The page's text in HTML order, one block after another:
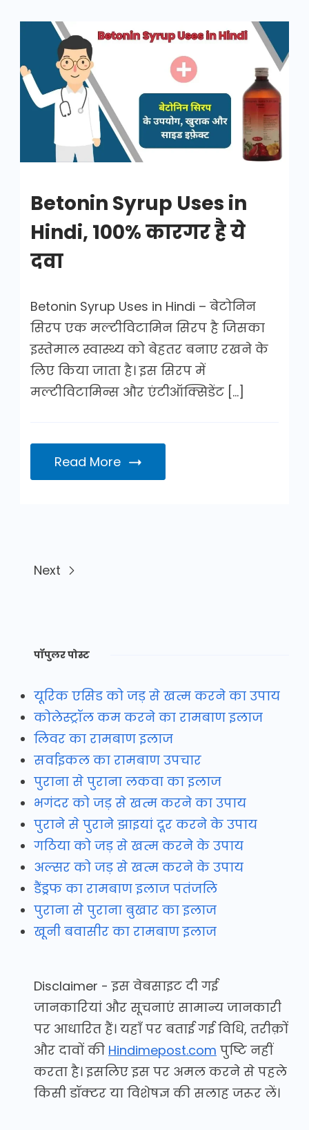
Betonin
Uses
in
Betonin Syrup Uses in
Hindi, 100% कारगर है ये
दवा
Betonin Syrup Uses in Hindi – बेटोनिन
सिरप एक मल्टीविटामिन सिरप है जिसका
इस्तेमाल स्वास्थ्य को बेहतर बनाए रखने के
लिए किया जाता है। इस सिरप में
मल्टीविटामिन्स और एंटीऑक्सिडेंट […]
Read More
Next
पॉपुलर पोस्ट
यूरिक एसिड को जड़ से खत्म करने का उपाय
कोलेस्ट्रॉल कम करने का रामबाण इलाज
लिवर का रामबाण इलाज
सर्वाइकल का रामबाण उपचार
पुराना से पुराना लकवा का इलाज
भगंदर को जड़ से खत्म करने का उपाय
पुराने से पुराने झाइयां दूर करने के उपाय
गठिया को जड़ से खत्म करने के उपाय
अल्सर को जड़ से खत्म करने के उपाय
डैंड्रफ का रामबाण इलाज पतंजलि
पुराना से पुराना बुखार का इलाज
खूनी बवासीर का रामबाण इलाज
Disclaimer - इस वेबसाइट दी गई
जानकारियां और सूचनाएं सामान्य जानकारी
पर आधारित हैं। यहाँ पर बताई गई विधि, तरीक़ों
और दावों की Hindimepost.com पुष्टि नहीं
करता है। इसलिए इस पर अमल करने से पहले
किसी डॉक्टर या विशेषज्ञ की सलाह जरूर लें।